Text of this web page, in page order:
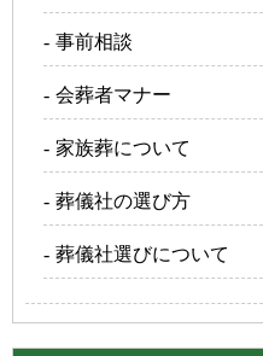
事前相談
会葬者マナー
家族葬について
葬儀社の選び方
葬儀社選びについて